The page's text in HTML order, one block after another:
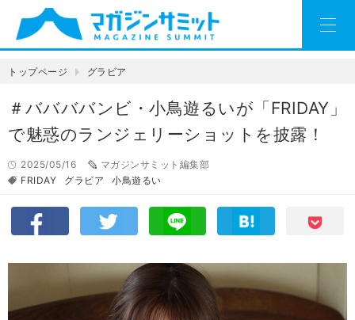
トップページ グラビア
＃ババババンビ・小鳥遊るいが「FRIDAY」
で魅惑のランジェリーショットを披露！
2025/05/16
マガジンサミット編集部
FRIDAY
グラビア 小鳥遊るい